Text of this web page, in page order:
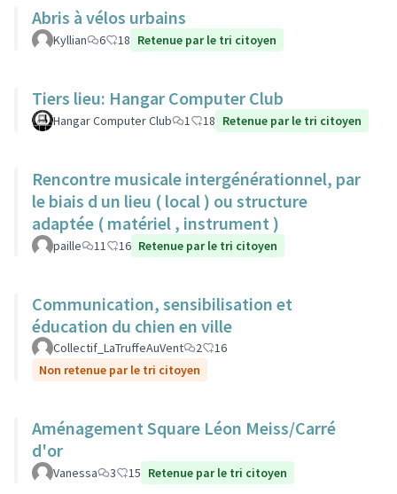
Abris à vélos urbains
Kyllian 6 18 Retenue par le tri citoyen
Tiers lieu: Hangar Computer Club
Hangar Computer Club 1 18 Retenue par le tri citoyen
Rencontre musicale intergénérationnel, par
le biais d un lieu ( local ) ou structure
adaptée ( matériel , instrument )
paille 11 16 Retenue par le tri citoyen
Communication, sensibilisation et
éducation du chien en ville
Collectif_LaTruffeAuVent 2
16
Non retenue par le tri citoyen
Aménagement Square Léon Meiss/Carré
d'or
Vanessa 3 15 Retenue par le tri citoyen